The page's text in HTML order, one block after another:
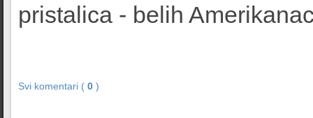
pristalica - belih
Svi komentari ( 0 )